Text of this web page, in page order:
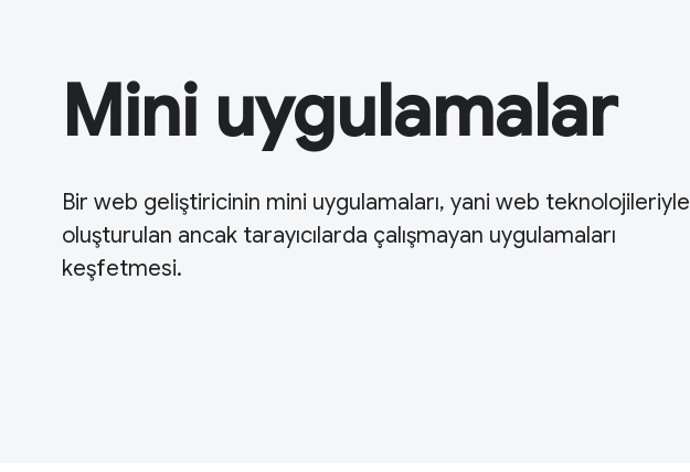
Mini uygulamalar
Bir web geliştiricinin mini uygulamaları, yani web teknolojileriyle
oluşturulan ancak tarayıcılarda çalışmayan uygulamaları
keşfetmesi.